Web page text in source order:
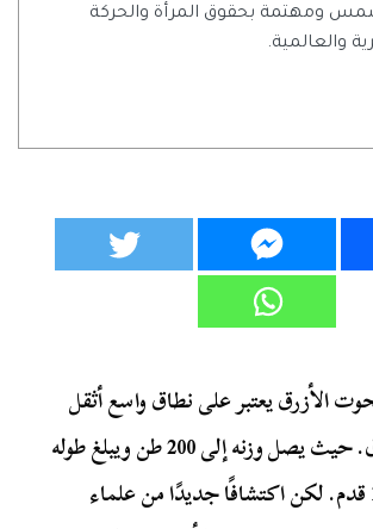
ومهتمة بحقوق المرأة والحركة
والعالمية.
الأزرق يعتبر على نطاق واسع أثقل
حيوان على الإطلاق. حيث يصل وزنه إلى 200 طن ويبلغ طوله
أحيانًا أكثر من 100 قدم. لكن اكتشافًا جديدًا من علماء